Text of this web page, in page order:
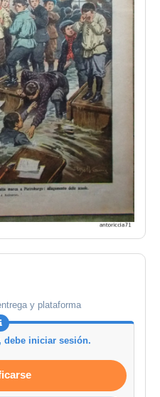
y plataforma
debe iniciar sesión.